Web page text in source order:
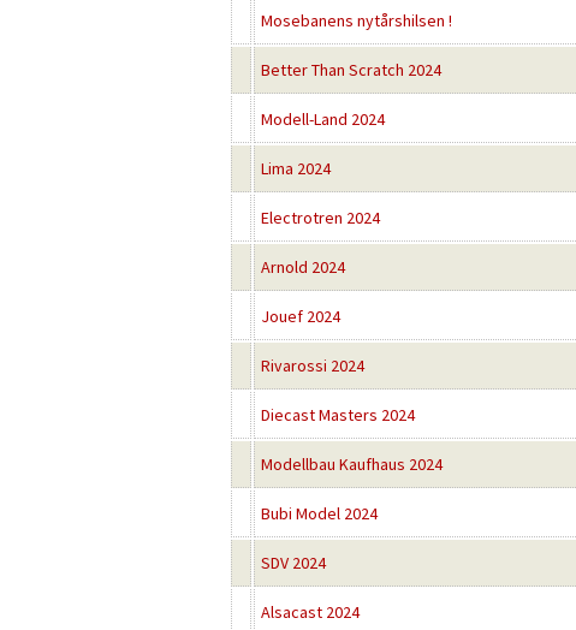
Mosebanens nytårshilsen !
Better Than Scratch 2024
Modell-Land 2024
Lima 2024
Electrotren 2024
Arnold 2024
Jouef 2024
Rivarossi 2024
Diecast Masters 2024
Modellbau Kaufhaus 2024
Bubi Model 2024
SDV 2024
Alsacast 2024